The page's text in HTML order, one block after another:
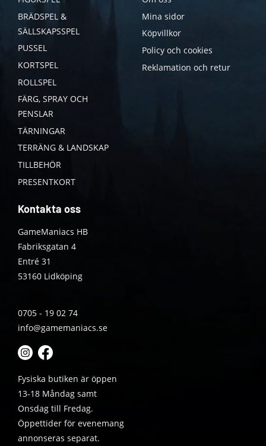
BRÄDSPEL &
SÄLLSKAPSSPEL
PUSSEL
KORTSPEL
ROLLSPEL
FÄRG, SPRAY OCH
PENSLAR
TÄRNINGAR
TERRÄNG & LANDSKAP
TILLBEHÖR
PRESENTKORT
Mina sidor
Köpvillkor
Policy och cookies
Reklamation och retur
Kontakta oss
GameManiacs HB
Fabriksgatan 4
Entré 31
53160 Lidköping
0705 - 19 02 74
info@gamemaniacs.se
Fysiska butiken är öppen
13-18 Måndag samt
Onsdag till Fredag.
Öppettider för evenemang
annonseras separat.